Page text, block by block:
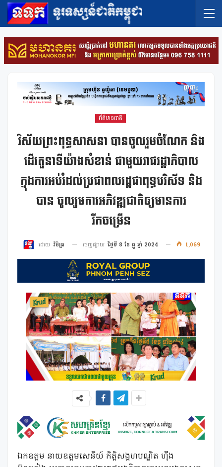
ព័ត៌មានជាតិ
វិស័យព្រះពុទ្ធសាសនា បានចូលរួមចំណែក និង
ដើរតួនាទីយ៉ាងសំខាន់ ជាមួយរាជរដ្ឋាភិបាល
ក្នុងការអប់រំដល់ប្រជាពលរដ្ឋជាពុទ្ធបរិស័ទ និង
បាន ចូលរួមការអភិវឌ្ឍជាតិឲ្យមានការ
រីកចម្រើន
ដោយ វិចិត្រ ចេញផ្សាយ ថ្ងៃទី 8 ខែ ធ្នូ ឆ្នាំ 2024 1,069
ឯកឧត្តម នាយឧត្តមសេនីយ៍ កិត្តិសង្គហបណ្ឌិត ហ៊ីង